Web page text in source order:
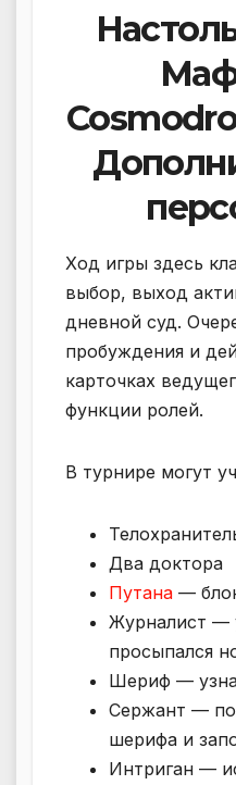
Ход игры здесь
выбор, выход
дневной суд.
пробуждения и
карточках
функции ролей.
В турнире могут
Два доктора
Путана —
Журналист —
просыпался
Шериф —
Сержант —
шерифа и
Интриган —